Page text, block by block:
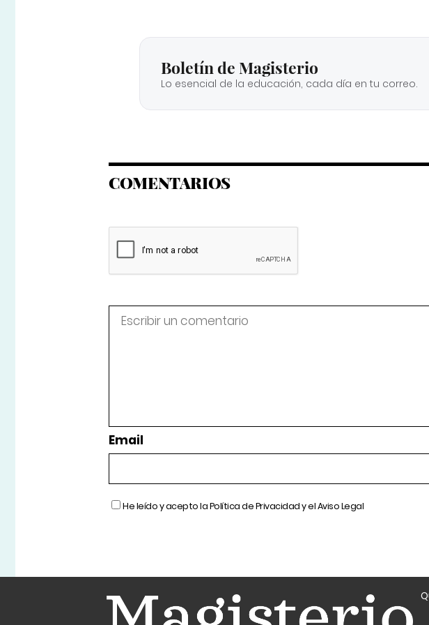
Boletín de Magisterio
Lo esencial de la educación, cada día en tu correo.
COMENTARIOS
Email
He leído y acepto laPolítica de Privacidady elAviso Legal